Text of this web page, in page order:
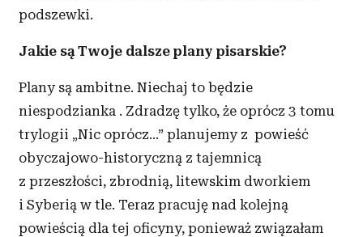
podszewki.
Jakie są Twoje dalsze plany pisarskie?
Plany są ambitne. Niechaj to będzie
niespodzianka . Zdradzę tylko, że oprócz 3 tomu
trylogii „Nic oprócz…” planujemy z powieść
obyczajowo-historyczną z tajemnicą
z przeszłości, zbrodnią, litewskim dworkiem
i Syberią w tle. Teraz pracuję nad kolejną
powieścią dla tej oficyny, ponieważ związałam